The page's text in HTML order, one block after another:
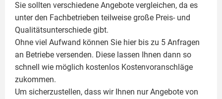
Sie sollten verschiedene Angebote vergleichen, da es
unter den Fachbetrieben teilweise große Preis- und
Qualitätsunterschiede gibt.
Ohne viel Aufwand können Sie hier bis zu 5 Anfragen
an Betriebe versenden. Diese lassen Ihnen dann so
schnell wie möglich kostenlos Kostenvoranschläge
zukommen.
Um sicherzustellen, dass wir Ihnen nur Angebote von